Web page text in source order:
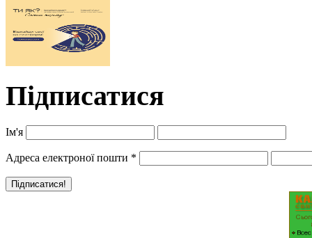
Підписатися
Ім'я
Адреса електроної пошти *